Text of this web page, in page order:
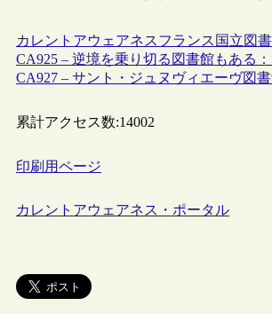
カレントアウェアネスフランス 国立図
CA925 – 逆境を乗り切る図書館もある
CA927 – サント・ジュヌヴィエーヴ図
累計アクセス数:14002
印刷用ページ
カレントアウェアネス・ポータル